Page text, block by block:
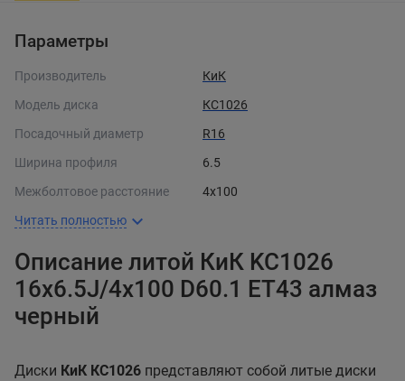
Параметры
Производитель
КиК
Модель диска
КС1026
Посадочный диаметр
R16
Ширина профиля
6.5
Межболтовое расстояние
4x100
Читать полностью
Описание литой КиК KC1026
16x6.5J/4x100 D60.1 ET43 алмаз
черный
Диски КиК КС1026 представляют собой литые диски